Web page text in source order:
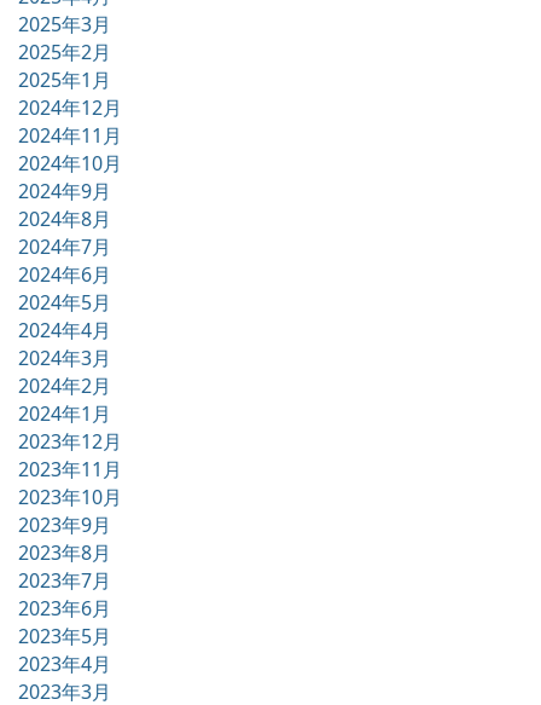
2025年3月
2025年2月
2025年1月
2024年12月
2024年11月
2024年10月
2024年9月
2024年8月
2024年7月
2024年6月
2024年5月
2024年4月
2024年3月
2024年2月
2024年1月
2023年12月
2023年11月
2023年10月
2023年9月
2023年8月
2023年7月
2023年6月
2023年5月
2023年4月
2023年3月